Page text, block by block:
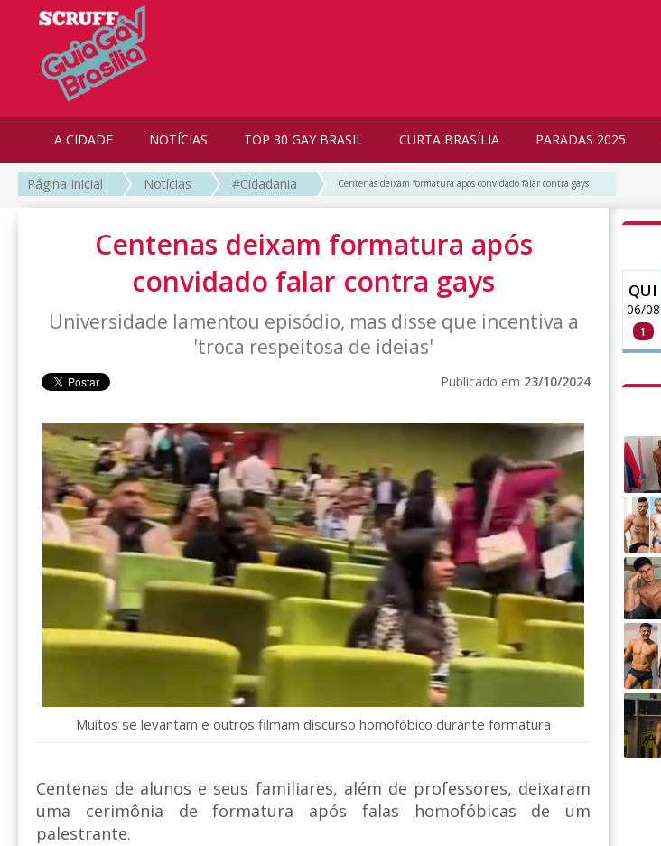
A CIDADE NOTÍCIAS TOP 30 GAY BRASIL CURTA BRASÍLIA PARADAS 2025
Página Inicial Notícias #Cidadania Centenas deixam formatura após convidado falar contra gays
Centenas deixam formatura após
convidado falar contra gays
Universidade lamentou episódio, mas disse que incentiva a
'troca respeitosa de ideias'
Publicado em 23/10/2024
Muitos se levantam e outros filmam discurso homofóbico durante formatura
Centenas de alunos e seus familiares, além de professores, deixaram
uma cerimônia de formatura após falas homofóbicas de um
palestrante.
QUI
06/08
1